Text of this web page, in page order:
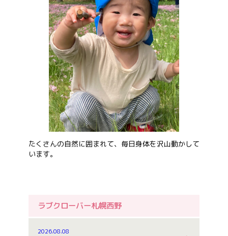
たくさんの自然に囲まれて、毎日身体を沢山動かして
います。
ラブクローバー札幌西野
2026.08.08